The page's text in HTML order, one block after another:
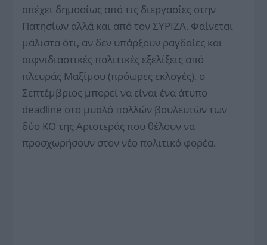
απέχει δημοσίως από τις διεργασίες στην
Πατησίων αλλά και από τον ΣΥΡΙΖΑ. Φαίνεται
μάλιστα ότι, αν δεν υπάρξουν ραγδαίες και
αιφνιδιαστικές πολιτικές εξελίξεις από
πλευράς Μαξίμου (πρόωρες εκλογές), ο
Σεπτέμβριος μπορεί να είναι ένα άτυπο
deadline στο μυαλό πολλών βουλευτών των
δύο ΚΟ της Αριστεράς που θέλουν να
προσχωρήσουν στον νέο πολιτικό φορέα.